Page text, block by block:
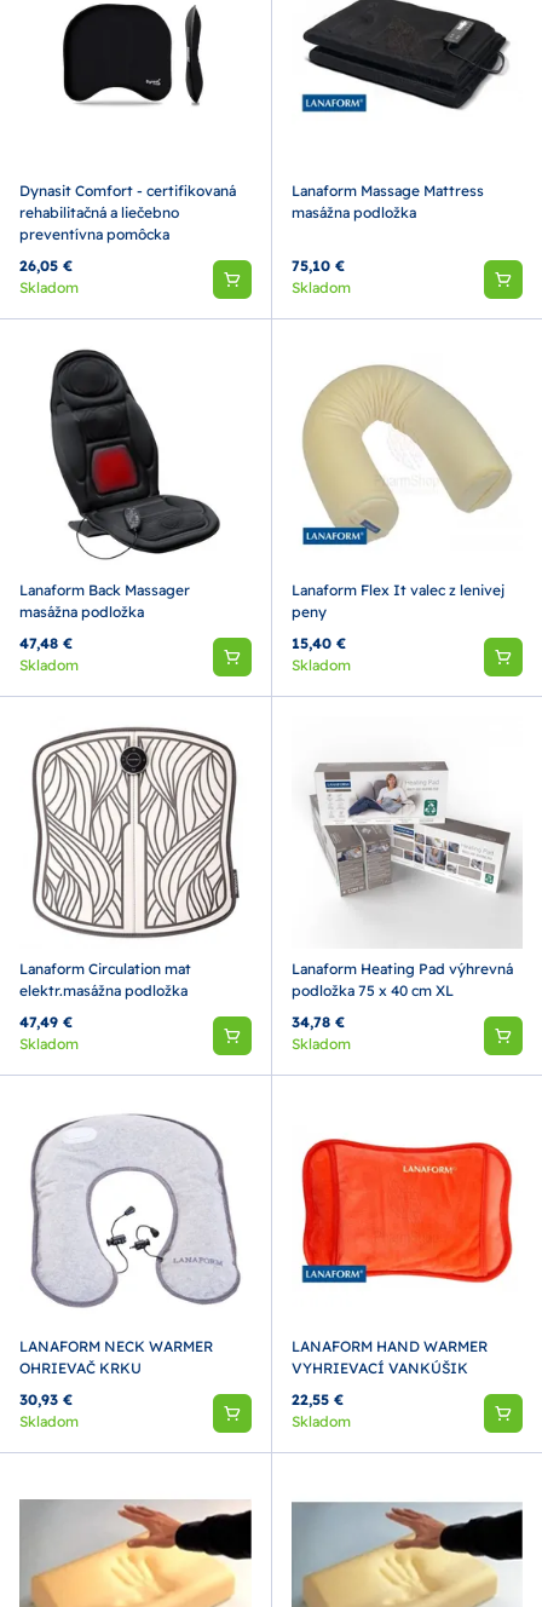
Dynasit Comfort - certifikovaná
rehabilitačná a liečebno
preventívna pomôcka
26,05 €
Skladom
Lanaform Massage Mattress
masážna podložka
75,10 €
Skladom
Lanaform Back Massager
masážna podložka
47,48 €
Skladom
Lanaform Flex It valec z lenivej
peny
15,40 €
Skladom
Lanaform Circulation mat
elektr.masážna podložka
47,49 €
Skladom
Lanaform Heating Pad výhrevná
podložka 75 x 40 cm XL
34,78 €
Skladom
LANAFORM NECK WARMER
OHRIEVAČ KRKU
30,93 €
Skladom
LANAFORM HAND WARMER
VYHRIEVACÍ VANKÚŠIK
22,55 €
Skladom